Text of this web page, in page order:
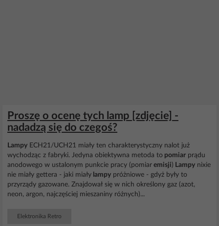
Proszę o ocenę tych lamp [zdjęcie] -
nadadzą się do czegoś?
Lampy ECH21/UCH21 miały ten charakterystyczny nalot już
wychodząc z fabryki. Jedyna obiektywna metoda to pomiar prądu
anodowego w ustalonym punkcie pracy (pomiar emisji) Lampy nixie
nie miały gettera - jaki miały lampy próżniowe - gdyż były to
przyrządy gazowane. Znajdował się w nich określony gaz (azot,
neon, argon, najczęściej mieszaniny różnych)...
Elektronika Retro